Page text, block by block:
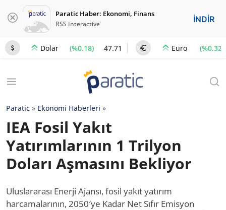
Paratic Haber: Ekonomi, Finans
RSS Interactive İNDİR
Dolar (%0.18) 47.71 Euro (%0.32)
Paratic » Ekonomi Haberleri »
IEA Fosil Yakıt
Yatırımlarının 1 Trilyon
Doları Aşmasını Bekliyor
Uluslararası Enerji Ajansı, fosil yakıt yatırım
harcamalarının, 2050′ye Kadar Net Sıfır Emisyon